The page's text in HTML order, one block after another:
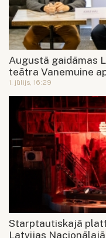
Augustā gaidāmas
teātra Vanemuine
1. jūlijs, 16:29
Starptautiskajā
Latvijas